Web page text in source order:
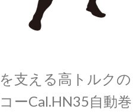
支える高トルクの
ーCal.HN35自動巻